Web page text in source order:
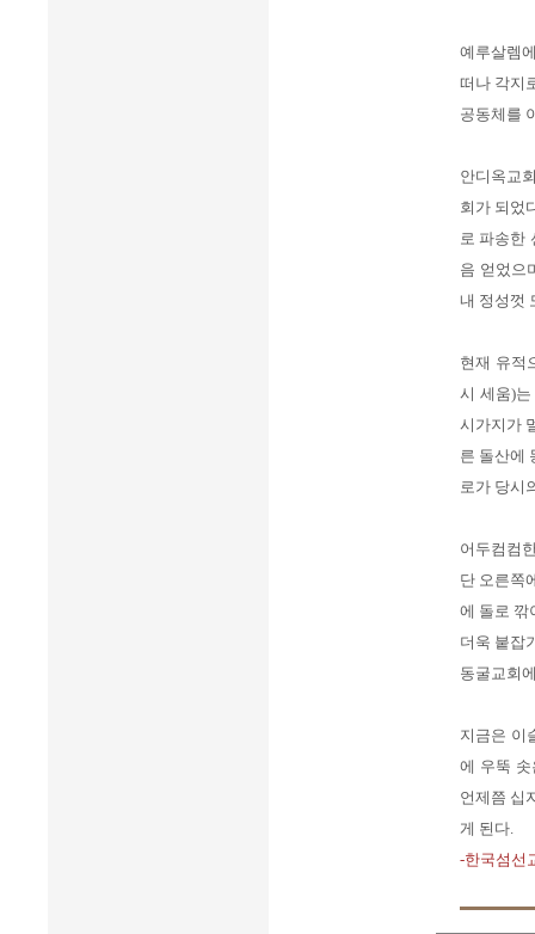
예루살렘
떠나 각지
공동체를
안디옥교
회가 되었
로 파송한
음 얻었으
내 정성껏
현재 유적
시 세움)
시가지가
른 돌산에
로가 당시
어두컴컴
단 오른쪽
에 돌로 깎
더욱 붙잡
동굴교회
지금은 이
에 우뚝
언제쯤 십
게 된다.
-한국섬선